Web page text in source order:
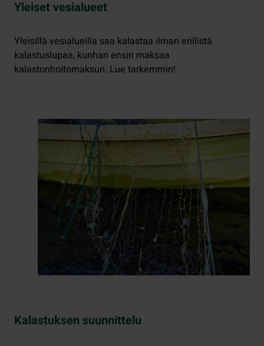
Yleiset vesialueet
Yleisillä vesialueilla saa kalastaa ilman erillistä
kalastuslupaa, kunhan ensin maksaa
kalastonhoitomaksun. Lue tarkemmin!
Kalastuksen suunnittelu